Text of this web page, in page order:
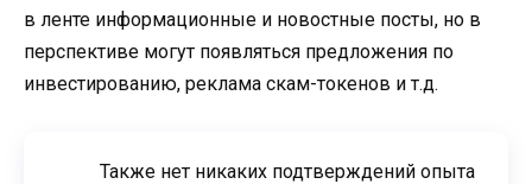
в ленте информационные и новостные посты, но в
перспективе могут появляться предложения по
инвестированию, реклама скам-токенов и т.д.
Также нет никаких подтверждений опыта